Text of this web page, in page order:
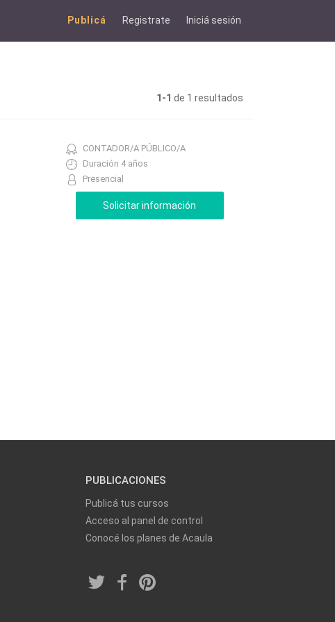
Publicá Registrate Iniciá sesión
1-1 de 1 resultados
CONTADOR/A PÚBLICO/A
Duración 4 años
Presencial
PUBLICACIONES
Publicá tus cursos
Acceso al panel de control
Conocé los planes de Acaula